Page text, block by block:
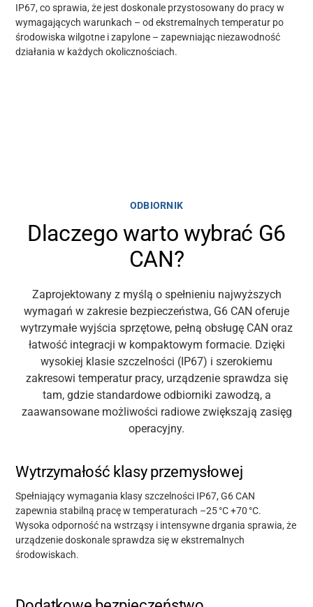
IP67, co sprawia, że jest doskonale przystosowany do pracy w
wymagających warunkach – od ekstremalnych temperatur po
środowiska wilgotne i zapylone – zapewniając niezawodność
działania w każdych okolicznościach.
ODBIORNIK
Dlaczego warto wybrać G6
CAN?
Zaprojektowany z myślą o spełnieniu najwyższych
wymagań w zakresie bezpieczeństwa, G6 CAN oferuje
wytrzymałe wyjścia sprzętowe, pełną obsługę CAN oraz
łatwość integracji w kompaktowym formacie. Dzięki
wysokiej klasie szczelności (IP67) i szerokiemu
zakresowi temperatur pracy, urządzenie sprawdza się
tam, gdzie standardowe odbiorniki zawodzą, a
zaawansowane możliwości radiowe zwiększają zasięg
operacyjny.
Wytrzymałość klasy przemysłowej
Spełniający wymagania klasy szczelności IP67, G6 CAN
zapewnia stabilną pracę w temperaturach –25°C +70 °C.
Wysoka odporność na wstrząsy i intensywne drgania sprawia, że
urządzenie doskonale sprawdza się w ekstremalnych
środowiskach.